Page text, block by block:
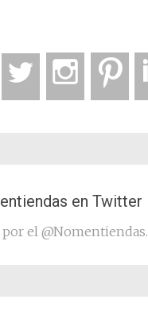
en Twitter
el @Nomentiendas.